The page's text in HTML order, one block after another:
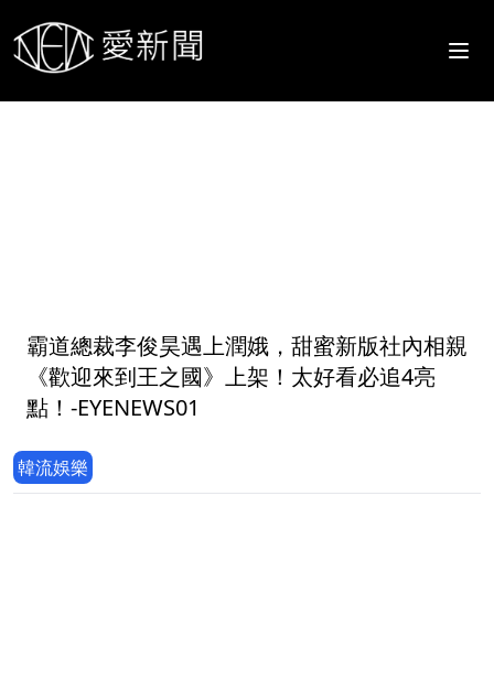
霸道總裁李俊昊遇上潤娥，甜蜜新版社內相親
《歡迎來到王之國》上架！太好看必追4亮
點！-EYENEWS01
韓流娛樂